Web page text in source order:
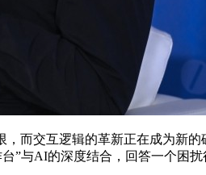
，而交互逻辑的革新正在成为新
”与AI的深度结合，回答一个困